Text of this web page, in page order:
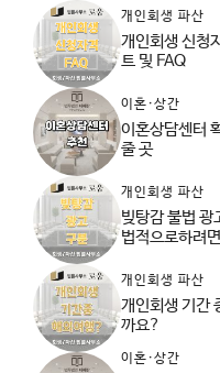
개인회생 파산
개인회생 신청
트 및 FAQ
이혼·상간
이혼상담센터
줄 곳
개인회생 파산
빚탕감 불법 광
법적으로하려면
개인회생 파산
개인회생 기간
까요?
이혼·상간